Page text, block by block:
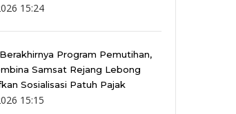
15:24
Program Pemutihan,
Samsat Rejang Lebong
Sosialisasi Patuh Pajak
15:15